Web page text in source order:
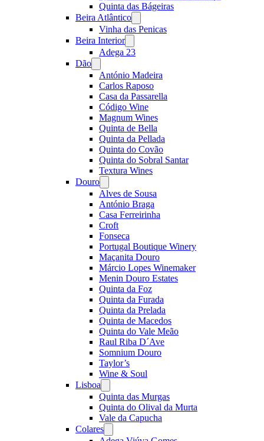
Quinta das Bágeiras
Beira Atlântico
menu
Vinha das Penicas
Beira Interior
menu
Adega 23
Dão
menu
António Madeira
Carlos Raposo
Casa da Passarella
Código Wine
Magnum Wines
Quinta de Bella
Quinta da Pellada
Quinta do Covão
Quinta do Sobral Santar
Textura Wines
Douro
menu
Alves de Sousa
António Braga
Casa Ferreirinha
Croft
Fonseca
Portugal Boutique Winery
Maçanita Douro
Márcio Lopes Winemaker
Menin Douro Estates
Quinta da Foz
Quinta da Furada
Quinta da Prelada
Quinta de Macedos
Quinta do Vale Meão
Raul Riba D´Ave
Somnium Douro
Taylor’s
Wine & Soul
Lisboa
menu
Quinta das Murgas
Quinta do Olival da Murta
Vale da Capucha
Colares
menu